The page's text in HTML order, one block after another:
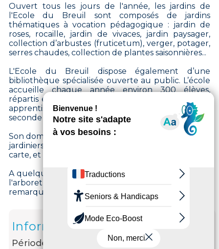
Ouvert tous les jours de l'année, les jardins de
l'Ecole du Breuil sont composés de jardins
thématiques à vocation pédagogique : jardin de
roses, rocaille, jardin de vivaces, jardin paysager,
collection d’arbustes (fruticetum), verger, potager,
serres chaudes, collection de plantes saisonnières...
L'Ecole du Breuil dispose également d’une
bibliothèque spécialisée ouverte au public. L’école
accueille chaque année environ 300 élèves,
répartis en 150 élèves en formation scolaire et 150
apprentis en formation par apprentissage, de la
seconde au Master 2.
Son domaine accueille chaque année environ 1000
jardiniers amateurs dans ses cours de jardinage à la
carte, et propose des visites guidées du domaine.
A quelques pas de là, vous pourrez vous balader à
l'arboretum et admirez plus de 800 arbres
remarquables.
Informations
Période d'ouverture